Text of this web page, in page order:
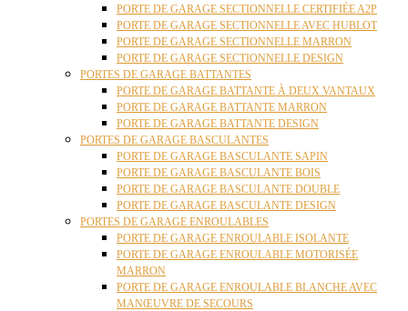
PORTE DE GARAGE SECTIONNELLE CERTIFIÉE A2P
PORTE DE GARAGE SECTIONNELLE AVEC HUBLOT
PORTE DE GARAGE SECTIONNELLE MARRON
PORTE DE GARAGE SECTIONNELLE DESIGN
PORTES DE GARAGE BATTANTES
PORTE DE GARAGE BATTANTE À DEUX VANTAUX
PORTE DE GARAGE BATTANTE MARRON
PORTE DE GARAGE BATTANTE DESIGN
PORTES DE GARAGE BASCULANTES
PORTE DE GARAGE BASCULANTE SAPIN
PORTE DE GARAGE BASCULANTE BOIS
PORTE DE GARAGE BASCULANTE DOUBLE
PORTE DE GARAGE BASCULANTE DESIGN
PORTES DE GARAGE ENROULABLES
PORTE DE GARAGE ENROULABLE ISOLANTE
PORTE DE GARAGE ENROULABLE MOTORISÉE
MARRON
PORTE DE GARAGE ENROULABLE BLANCHE AVEC
MANŒUVRE DE SECOURS